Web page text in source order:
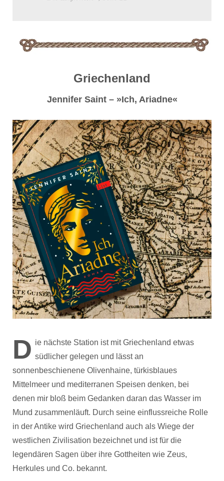
Griechenland
Jennifer Saint – »Ich, Ariadne«
D ie nächste Station ist mit Griechenland etwas
südlicher gelegen und lässt an
sonnenbeschienene Olivenhaine, türkisblaues
Mittelmeer und mediterranen Speisen denken, bei
denen mir bloß beim Gedanken daran das Wasser im
Mund zusammenläuft. Durch seine einflussreiche Rolle
in der Antike wird Griechenland auch als Wiege der
westlichen Zivilisation bezeichnet und ist für die
legendären Sagen über ihre Gottheiten wie Zeus,
Herkules und Co. bekannt.